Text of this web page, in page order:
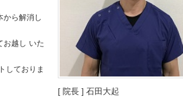
から解消し
お越し いた
しておりま
[ 院長 ] 石田大起